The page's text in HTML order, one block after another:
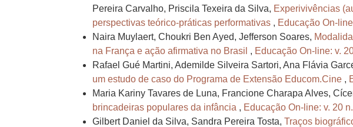
Pereira Carvalho, Priscila Texeira da Silva, Experivivências
perspectivas teórico-práticas performativas , Educação On-
Naira Muylaert, Choukri Ben Ayed, Jefferson Soares,
na França e ação afirmativa no Brasil , Educação On-line: v.
Rafael Gué Martini, Ademilde Silveira Sartori, Ana Flávia
um estudo de caso do Programa de Extensão Educom.Cine ,
Maria Kariny Tavares de Luna, Francione Charapa Alves,
brincadeiras populares da infância , Educação On-line: v. 20
Gilbert Daniel da Silva, Sandra Pereira Tosta, Traços